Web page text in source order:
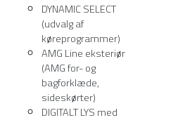
DYNAMIC SELECT
(udvalg af
køreprogrammer)
AMG Line eksteriør
(AMG for- og
bagforklæde,
sideskørter)
DIGITALT LYS med